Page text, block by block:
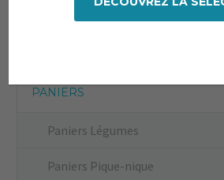
PANIERS
Paniers Légumes
Paniers Pique-nique